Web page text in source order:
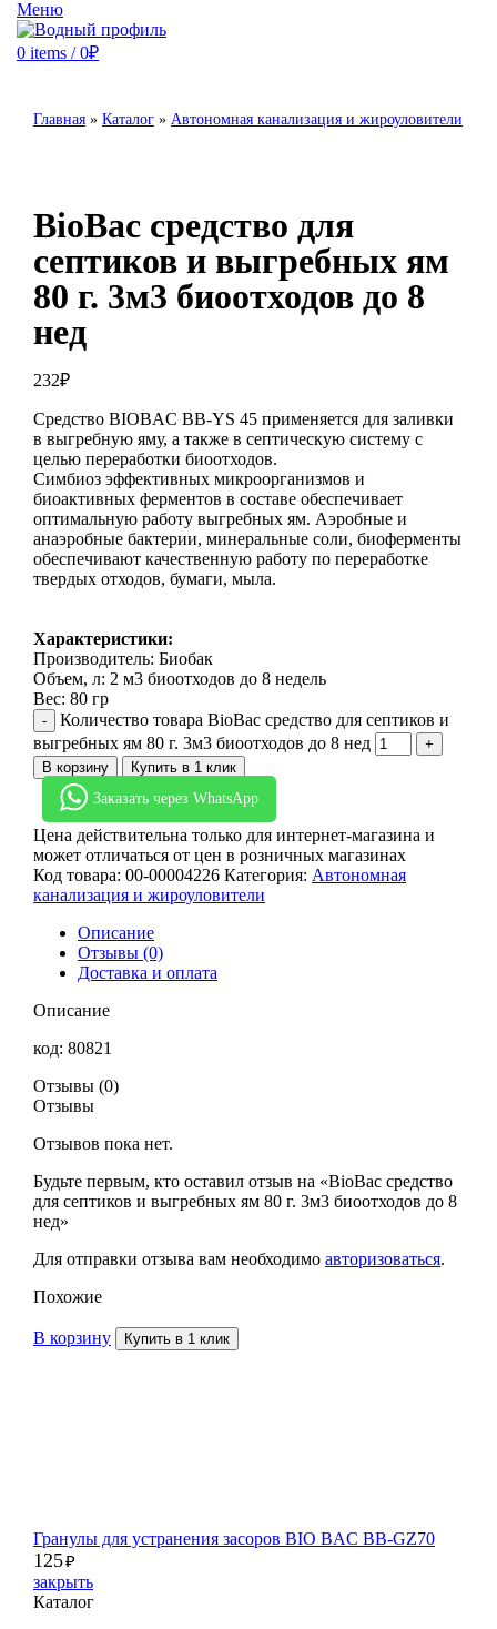
Меню
0 items / 0₽
Главная » Каталог » Автономная канализация и жироуловители
BioBac средство для
септиков и выгребных ям
80 г. 3м3 биоотходов до 8
нед
232₽
Средство BIOBAC BB-YS 45 применяется для заливки
в выгребную яму, а также в септическую систему с
целью переработки биоотходов.
Симбиоз эффективных микроорганизмов и
биоактивных ферментов в составе обеспечивает
оптимальную работу выгребных ям. Аэробные и
анаэробные бактерии, минеральные соли, биоферменты
обеспечивают качественную работу по переработке
твердых отходов, бумаги, мыла.
Характеристики:
Производитель: Биобак
Объем, л: 2 м3 биоотходов до 8 недель
Вес: 80 гр
Количество товара BioBac средство для септиков и
выгребных ям 80 г. 3м3 биоотходов до 8 нед
В корзину
Купить в 1 клик
Заказать через WhatsApp
Цена действительна только для интернет-магазина и
может отличаться от цен в розничных магазинах
Код товара: 00-00004226 Категория: Автономная
канализация и жироуловители
Описание
Отзывы (0)
Доставка и оплата
Описание
код: 80821
Отзывы (0)
Отзывы
Отзывов пока нет.
Будьте первым, кто оставил отзыв на «BioBac средство
для септиков и выгребных ям 80 г. 3м3 биоотходов до 8
нед»
Для отправки отзыва вам необходимо авторизоваться.
Похожие
В корзину Купить в 1 клик
Гранулы для устранения засоров BIO BAC BB-GZ70
125₽
закрыть
Каталог